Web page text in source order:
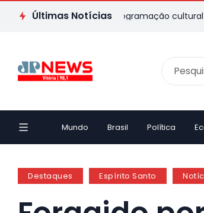
Últimas Notícias
passeios e programação cultural para o fim
Mundo Brasil Política
Destaques Espírito Santo